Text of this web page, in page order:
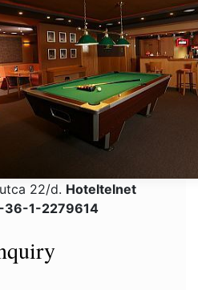
22/d. Hoteltelnet
36-1-2279614